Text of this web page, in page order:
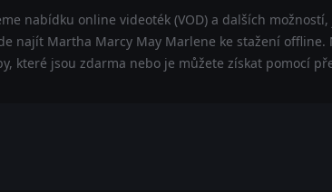
nabídku online videoték (VOD) a dalších
najít Martha Marcy May Marlene ke stažení offline.
které jsou zdarma nebo je můžete získat pomocí